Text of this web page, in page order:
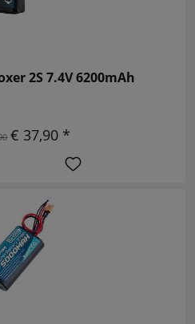
2S 7.4V 6200mAh
€ 37,90 *